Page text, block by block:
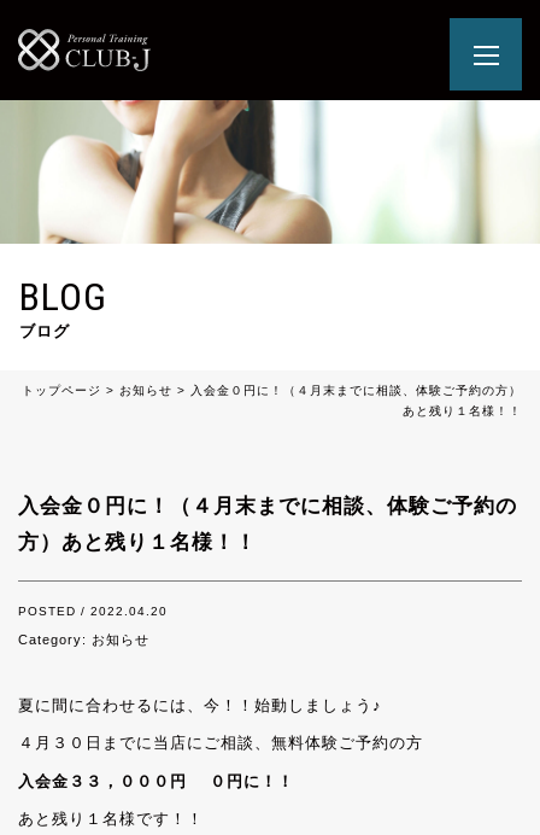
BLOG
ブログ
トップページ > お知らせ >
入会金０円に！（４月末までに相談、体験ご予約の方）
あと残り１名様！！
入会金０円に！（４月末までに相談、体験ご予約の
方）あと残り１名様！！
POSTED / 2022.04.20
Category: お知らせ
夏に間に合わせるには、今！！始動しましょう♪
４月３０日までに当店にご相談、無料体験ご予約の方
入会金３３，０００円 ０円に！！
あと残り１名様です！！